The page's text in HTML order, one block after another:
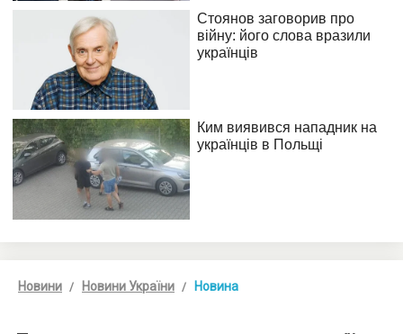
Новини Новини України Новина